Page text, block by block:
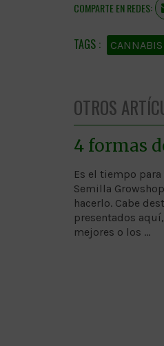
COMPARTE EN REDES:
CANNABIS
OTROS
4 formas
Es el tiempo
Semilla
hacerlo. Cabe
presentados
mejores o los …